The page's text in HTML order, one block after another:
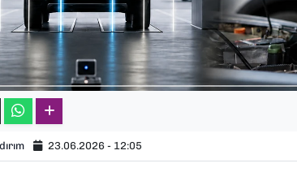
23.06.2026 - 12:05